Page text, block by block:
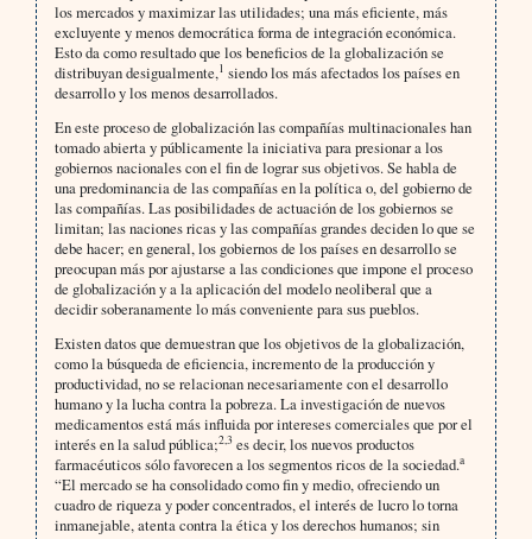
los mercados y maximizar las utilidades; una más eficiente, más
excluyente y menos democrática forma de integración económica.
Esto da como resultado que los beneficios de la globalización se
distribuyan desigualmente,1 siendo los más afectados los países en
desarrollo y los menos desarrollados.
En este proceso de globalización las compañías multinacionales han
tomado abierta y públicamente la iniciativa para presionar a los
gobiernos nacionales con el fin de lograr sus objetivos. Se habla de
una predominancia de las compañías en la política o, del gobierno de
las compañías. Las posibilidades de actuación de los gobiernos se
limitan; las naciones ricas y las compañías grandes deciden lo que se
debe hacer; en general, los gobiernos de los países en desarrollo se
preocupan más por ajustarse a las condiciones que impone el proceso
de globalización y a la aplicación del modelo neoliberal que a
decidir soberanamente lo más conveniente para sus pueblos.
Existen datos que demuestran que los objetivos de la globalización,
como la búsqueda de eficiencia, incremento de la producción y
productividad, no se relacionan necesariamente con el desarrollo
humano y la lucha contra la pobreza. La investigación de nuevos
medicamentos está más influida por intereses comerciales que por el
interés en la salud pública;2,3es decir, los nuevos productos
farmacéuticos sólo favorecen a los segmentos ricos de la sociedad.a
“El mercado se ha consolidado como fin y medio, ofreciendo un
cuadro de riqueza y poder concentrados, el interés de lucro lo torna
inmanejable, atenta contra la ética y los derechos humanos; sin